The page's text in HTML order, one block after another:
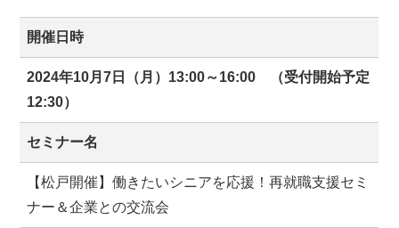
開催日時
2024年10月7日（月）13:00～16:00 （受付開始予定
12:30）
セミナー名
【松戸開催】働きたいシニアを応援！再就職支援セミ
ナー＆企業との交流会